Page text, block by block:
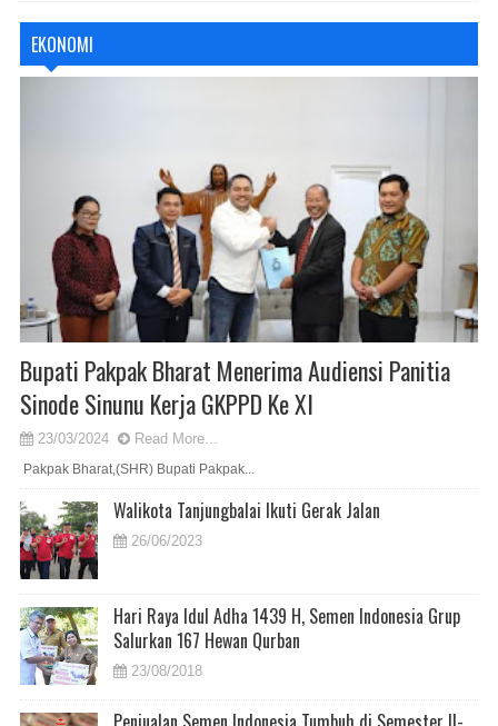
EKONOMI
Bupati Pakpak Bharat Menerima Audiensi Panitia
Sinode Sinunu Kerja GKPPD Ke XI
23/03/2024 Read More...
Pakpak Bharat,(SHR) Bupati Pakpak...
Walikota Tanjungbalai Ikuti Gerak Jalan
26/06/2023
Hari Raya Idul Adha 1439 H, Semen Indonesia Grup
Salurkan 167 Hewan Qurban
23/08/2018